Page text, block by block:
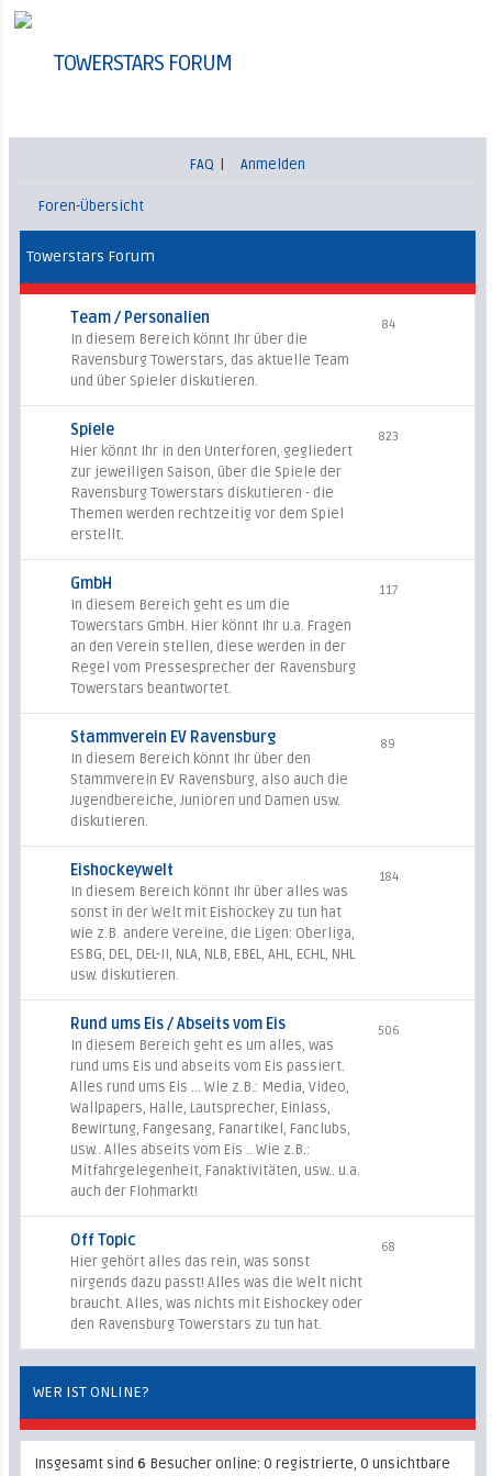
TOWERSTARS FORUM
FAQ Anmelden
Foren-Übersicht
Towerstars Forum
Team / Personalien
In diesem Bereich könnt Ihr über die
Ravensburg Towerstars, das aktuelle Team
und über Spieler diskutieren.
84
Spiele
Hier könnt Ihr in den Unterforen, gegliedert
zur jeweiligen Saison, über die Spiele der
Ravensburg Towerstars diskutieren - die
Themen werden rechtzeitig vor dem Spiel
erstellt.
823
GmbH
In diesem Bereich geht es um die
Towerstars GmbH. Hier könnt Ihr u.a. Fragen
an den Verein stellen, diese werden in der
Regel vom Pressesprecher der Ravensburg
Towerstars beantwortet.
117
Stammverein EV Ravensburg
In diesem Bereich könnt Ihr über den
Stammverein EV Ravensburg, also auch die
Jugendbereiche, Junioren und Damen usw.
diskutieren.
89
Eishockeywelt
In diesem Bereich könnt Ihr über alles was
sonst in der Welt mit Eishockey zu tun hat
wie z.B. andere Vereine, die Ligen: Oberliga,
ESBG, DEL, DEL-II, NLA, NLB, EBEL, AHL, ECHL, NHL
usw. diskutieren.
184
Rund ums Eis / Abseits vom Eis
In diesem Bereich geht es um alles, was
rund ums Eis und abseits vom Eis passiert.
Alles rund ums Eis ... Wie z.B.: Media, Video,
Wallpapers, Halle, Lautsprecher, Einlass,
Bewirtung, Fangesang, Fanartikel, Fanclubs,
usw.. Alles abseits vom Eis .. Wie z.B.:
Mitfahrgelegenheit, Fanaktivitäten, usw.. u.a.
auch der Flohmarkt!
506
Off Topic
Hier gehört alles das rein, was sonst
nirgends dazu passt! Alles was die Welt nicht
braucht. Alles, was nichts mit Eishockey oder
den Ravensburg Towerstars zu tun hat.
68
WER IST ONLINE?
Insgesamt sind 6 Besucher online: 0 registrierte, 0 unsichtbare